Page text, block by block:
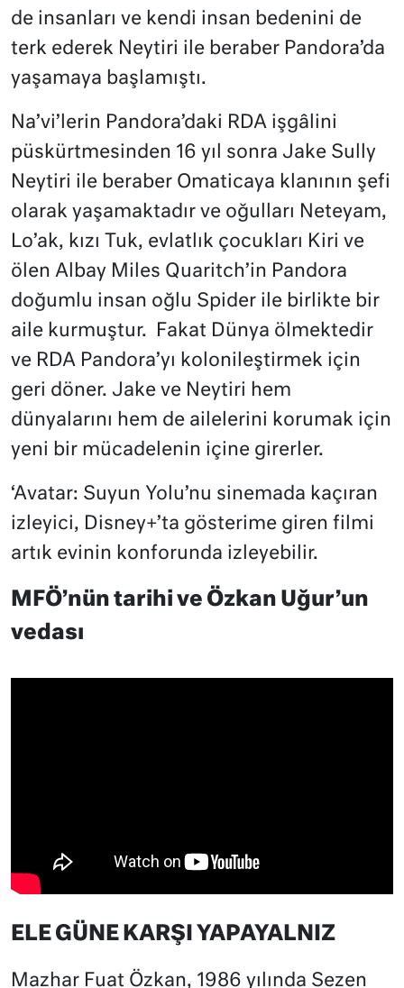
de insanları ve kendi insan bedenini de
terk ederek Neytiri ile beraber Pandora’da
yaşamaya başlamıştı.
Na’vi’lerin Pandora’daki RDA işgâlini
püskürtmesinden 16 yıl sonra Jake Sully
Neytiri ile beraber Omaticaya klanının şefi
olarak yaşamaktadır ve oğulları Neteyam,
Lo’ak, kızı Tuk, evlatlık çocukları Kiri ve
ölen Albay Miles Quaritch’in Pandora
doğumlu insan oğlu Spider ile birlikte bir
aile kurmuştur.
Fakat Dünya ölmektedir
ve RDA Pandora’yı kolonileştirmek için
geri döner. Jake ve Neytiri hem
dünyalarını hem de ailelerini korumak için
yeni bir mücadelenin içine girerler.
‘Avatar: Suyun Yolu’nu sinemada kaçıran
izleyici, Disney+’ta gösterime giren filmi
artık evinin konforunda izleyebilir.
MFÖ’nün tarihi ve Özkan Uğur’un
vedası
ELE GÜNE KARŞI YAPAYALNIZ
Mazhar Fuat Özkan, 1986 yılında Sezen